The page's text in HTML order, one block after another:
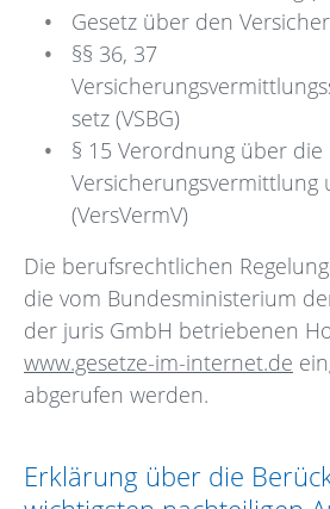
Gesetz über den
§§ 36, 37
setz (VSBG)
§ 15 Verordnung über die
Versicherungsvermittlung
(VersVermV)
Die berufsrechtlichen
die vom Bundesministerium
der juris GmbH betriebenen
www.gesetze-im-internet.de
abgerufen werden.
Erklärung über die